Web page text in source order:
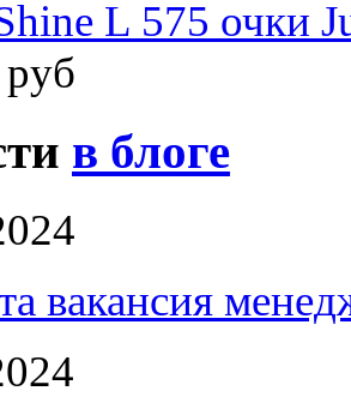
L 575 очки
в блоге
вакансия